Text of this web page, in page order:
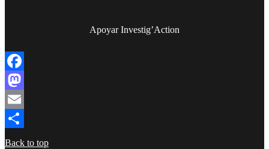
Apoyar Investig’Action
Facebook
Mastodon
Email
Compartir
Back to top